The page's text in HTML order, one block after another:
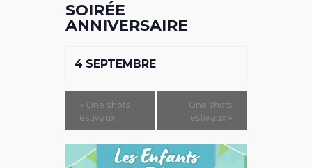
SOIRÉE
ANNIVERSAIRE
4 SEPTEMBRE
« One shots
estivaux
One shots
estivaux »